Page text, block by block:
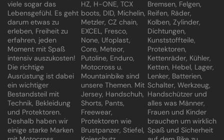
viele sogar das
Lebensgefühl. Es geht
darum etwas zu
erleben, Freiheit zu
erfahren, jeden
Moment mit Spaß
intensiv auszukosten!
Die richtige
Ausrüstung ist dabei
ein wichtiger
Bestandsteil mit
Technik, Bekleidung
und Protektoren.
Deshalb haben wir
einige starke Marken
HZ, H-ONE, TCX
boots, DID, Michelin,
Metzler, CZ chain,
EXCEL, Fresco,
None, Ufoplast,
Core, Meteor,
Putoline, Enduro,
Motocross u.
Mountainbike sind
unsere Themen. Mit
Jersey, Handschuh,
Shorts, Pants,
Freewear,
Protektoren wie
Brustpanzer, Stiefel,
Bremsen, Felgen,
Reifen, Räder,
Kolben, Zylinder,
Dichtungen,
Kunststoffteile,
Protektoren,
Kettenräder, Kühler,
Ketten, Hebel, Lager,
Lenker, Batterien,
Schalter, Werkzeug,
Handschützer und
alles was Männer,
Frauen und Kinder
brauchen um wirklich
Spaß und Sicherheit